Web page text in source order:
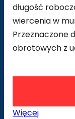
długość
wiercenia w
Przeznaczone
obrotowych z
Więcej